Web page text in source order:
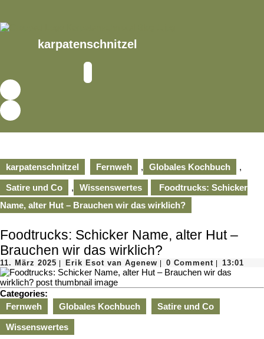
content
karpatenschnitzel
Button
karpatenschnitzel Fernweh , Globales Kochbuch ,
Satire und Co , Wissenswertes
Foodtrucks: Schicker
Name, alter Hut – Brauchen wir das wirklich?
Foodtrucks: Schicker Name, alter Hut –
Brauchen wir das wirklich?
11. März 2025 11.
März
2025
Erik Esot van AgenewErik
Esot
Agenew
0 Comment 13:01
Categories:
Fernweh
Globales Kochbuch Satire und Co
Wissenswertes